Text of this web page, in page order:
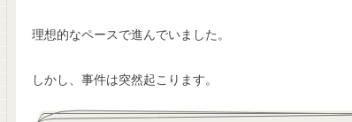
理想的なペースで進んでいました。
しかし、事件は突然起こります。